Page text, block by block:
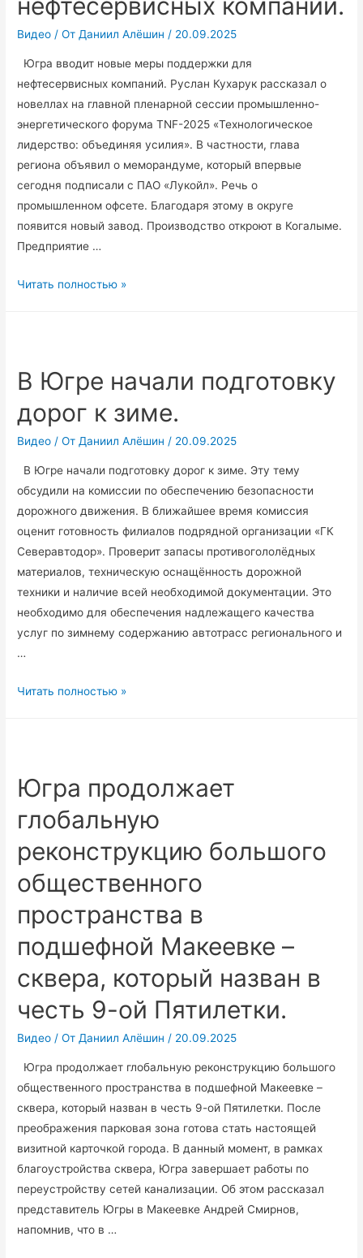
Видео / От Даниил Алёшин / 20.09.2025
Югра вводит новые меры поддержки для
нефтесервисных компаний. Руслан Кухарук рассказал о
новеллах на главной пленарной сессии промышленно-
энергетического форума TNF-2025 «Технологическое
лидерство: объединяя усилия». В частности, глава
региона объявил о меморандуме, который впервые
сегодня подписали с ПАО «Лукойл». Речь о
промышленном офсете. Благодаря этому в округе
появится новый завод. Производство откроют в Когалыме.
Предприятие …
Югра
для
нефтесервисных
компаний.
Читать полностью »
В Югре начали подготовку
дорог к зиме.
Видео / От Даниил Алёшин / 20.09.2025
В Югре начали подготовку дорог к зиме. Эту тему
обсудили на комиссии по обеcпечению безопасности
дорожного движения. В ближайшее время комиссия
оценит готовность филиалов подрядной организации «ГК
Северавтодор». Проверит запасы противогололёдных
материалов, техническую оснащённость дорожной
техники и наличие всей необходимой документации. Это
необходимо для обеспечения надлежащего качества
услуг по зимнему содержанию автотрасс регионального и
…
В
к
зиме.
Читать полностью »
Югра продолжает
глобальную
реконструкцию большого
общественного
пространства в
подшефной Макеевке –
сквера, который назван в
честь 9-ой Пятилетки.
Видео / От Даниил Алёшин / 20.09.2025
Югра продолжает глобальную реконструкцию большого
общественного пространства в подшефной Макеевке –
сквера, который назван в честь 9-ой Пятилетки. После
преображения парковая зона готова стать настоящей
визитной карточкой города. В данный момент, в рамках
благоустройства сквера, Югра завершает работы по
переустройству сетей канализации. Об этом рассказал
представитель Югры в Макеевке Андрей Смирнов,
напомнив, что в …